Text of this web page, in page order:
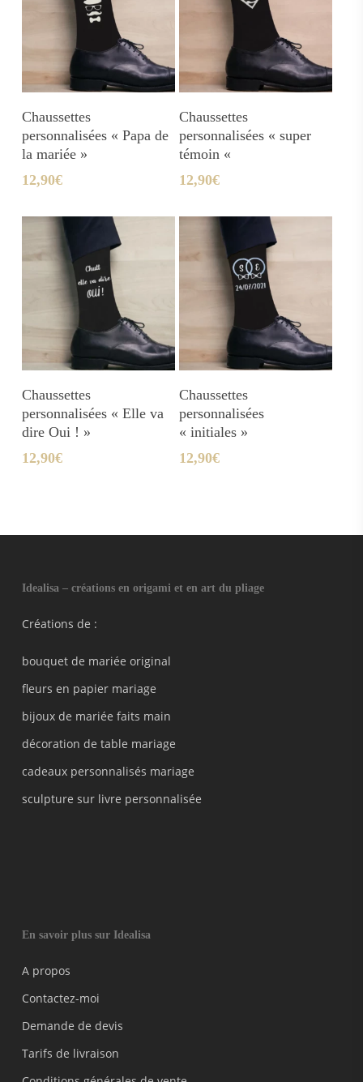
Chaussettes
personnalisées « Papa de
la mariée »
12,90€
Chaussettes
personnalisées « super
témoin «
12,90€
Chaussettes
personnalisées « Elle va
dire Oui ! »
12,90€
Chaussettes
personnalisées
« initiales »
12,90€
Idealisa – créations en origami et en art du pliage
Créations de :
bouquet de mariée original
fleurs en papier mariage
bijoux de mariée faits main
décoration de table mariage
cadeaux personnalisés mariage
sculpture sur livre personnalisée
En savoir plus sur Idealisa
A propos
Contactez-moi
Demande de devis
Tarifs de livraison